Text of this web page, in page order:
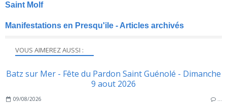
VOUS AIMEREZ AUSSI :
Batz sur Mer - Fête du Pardon Saint Guénolé - Dimanche
9 aout 2026
09/08/2026 …
Saint Molf
Manifestations en Presqu'ile - Articles archivés